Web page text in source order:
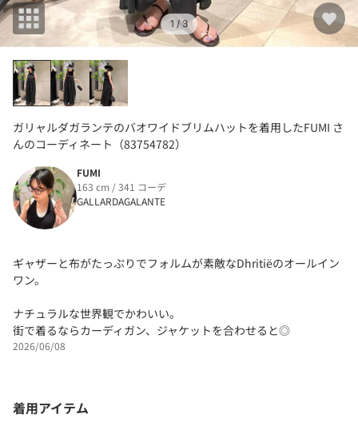
1 / 3
ガリャルダガランテのバオワイドブリムハットを着用したFUMI さ
んのコーディネート（83754782）
FUMI
163 cm / 341 コーデ
GALLARDAGALANTE
ギャザーと布がたっぷりでフォルムが素敵なDhritiëのオールイン
ワン。
ナチュラルな世界観でかわいい。
街で着るならカーディガン、ジャケットを合わせると◎
2026/06/08
着用アイテム